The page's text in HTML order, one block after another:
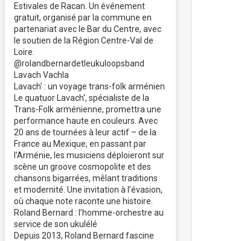
Estivales de Racan. Un événement
gratuit, organisé par la commune en
partenariat avec le Bar du Centre, avec
le soutien de la Région Centre-Val de
Loire.
@rolandbernardetleukuloopsband
Lavach Vachla
Lavach' : un voyage trans-folk arménien
Le quatuor Lavach', spécialiste de la
Trans-Folk arménienne, promettra une
performance haute en couleurs. Avec
20 ans de tournées à leur actif – de la
France au Mexique, en passant par
l’Arménie, les musiciens déploieront sur
scène un groove cosmopolite et des
chansons bigarrées, mêlant traditions
et modernité. Une invitation à l’évasion,
où chaque note raconte une histoire.
Roland Bernard : l’homme-orchestre au
service de son ukulélé
Depuis 2013, Roland Bernard fascine